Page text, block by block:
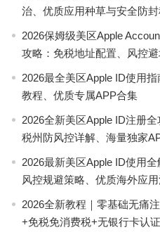
治、优质应用种草与安全防
2026保姆级美区Apple
攻略：免税地址配置、风控
2026最全美区Apple ID使用
教程、优质专属APP合集
2026全新美区Apple ID注册
税州防风控详解、海量独家
2026最新美区Apple ID使用
风控规避策略、优质海外应
2026全新教程｜零基础无痛
+免税免消费税+无银行卡认